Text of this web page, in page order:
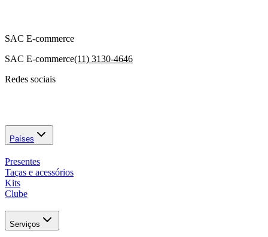
SAC E-commerce
SAC E-commerce(11) 3130-4646
Redes sociais
Países
Presentes
Taças e acessórios
Kits
Clube
Serviços